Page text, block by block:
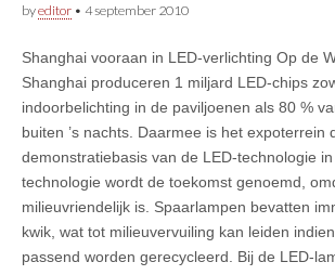
byeditor • 4 september 2010
Shanghai vooraan in LED-verlichting Op de
Shanghai produceren 1 miljard LED-chips
indoorbelichting in de paviljoenen als 80 %
buiten ’s nachts. Daarmee is het expoterrein
demonstratiebasis van de LED-technologie
technologie wordt de toekomst genoemd,
milieuvriendelijk is. Spaarlampen bevatten
kwik, wat tot milieuvervuiling kan leiden
passend worden gerecycleerd. Bij de LED-